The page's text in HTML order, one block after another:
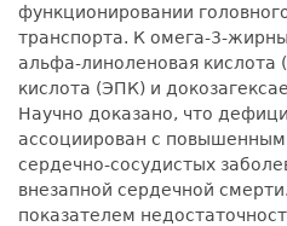
функционировании
транспорта. К омега-3-
альфа-линоленовая кислота
кислота (ЭПК) и
Научно доказано, что
ассоциирован с повышенным
сердечно-сосудистых
внезапной сердечной
показателем